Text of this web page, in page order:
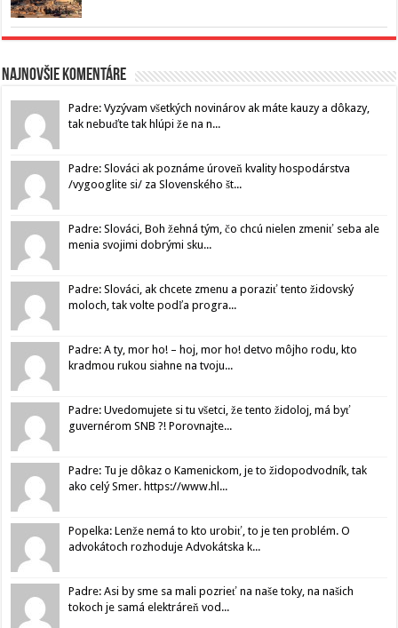
Najnovšie komentáre
Padre: Vyzývam všetkých novinárov ak máte kauzy a dôkazy,
tak nebuďte tak hlúpi že na n...
Padre: Slováci ak poznáme úroveň kvality hospodárstva
/vygooglite si/ za Slovenského št...
Padre: Slováci, Boh žehná tým, čo chcú nielen zmeniť seba ale
menia svojimi dobrými sku...
Padre: Slováci, ak chcete zmenu a poraziť tento židovský
moloch, tak volte podľa progra...
Padre: A ty, mor ho! – hoj, mor ho! detvo môjho rodu, kto
kradmou rukou siahne na tvoju...
Padre: Uvedomujete si tu všetci, že tento židoloj, má byť
guvernérom SNB ?! Porovnajte...
Padre: Tu je dôkaz o Kamenickom, je to židopodvodník, tak
ako celý Smer. https://www.hl...
Popelka: Lenže nemá to kto urobiť, to je ten problém. O
advokátoch rozhoduje Advokátska k...
Padre: Asi by sme sa mali pozrieť na naše toky, na našich
tokoch je samá elektráreň vod...